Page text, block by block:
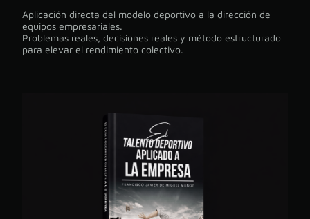
Aplicación directa del modelo deportivo a la dirección de
equipos empresariales.
Problemas reales, decisiones reales y método estructurado
para elevar el rendimiento colectivo.